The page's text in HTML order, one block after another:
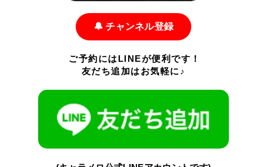
🔔 チャンネル登録
ご予約にはLINEが便利です！
友だち追加はお気軽に♪